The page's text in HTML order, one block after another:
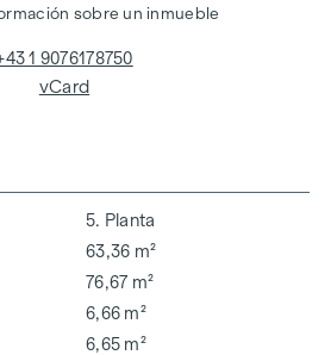
5. Planta
63,36 m²
76,67 m²
6,66 m²
6,65 m²
sobre un inmueble
1 9076178750
vCard